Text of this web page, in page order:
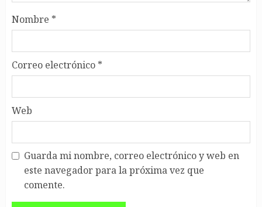
Nombre *
Correo electrónico *
Web
Guarda mi nombre, correo electrónico y web en
este navegador para la próxima vez que
comente.